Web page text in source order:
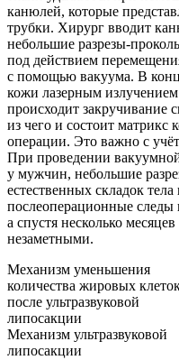
канюлей, которые
трубки. Хирург вводит
небольшие разрезы-
под действием
с помощью вакуума. В
кожи лазерным излучением
происходит закручивание
из чего и состоит матрикс
операции. Это важно с
При проведении
у мужчин, небольшие
естественных складок
послеоперационные следы
а спустя несколько
незаметными.
Механизм уменьшения
количества жировых
после ультразвуковой
липосакции
Механизм ультразвуковой
липосакции